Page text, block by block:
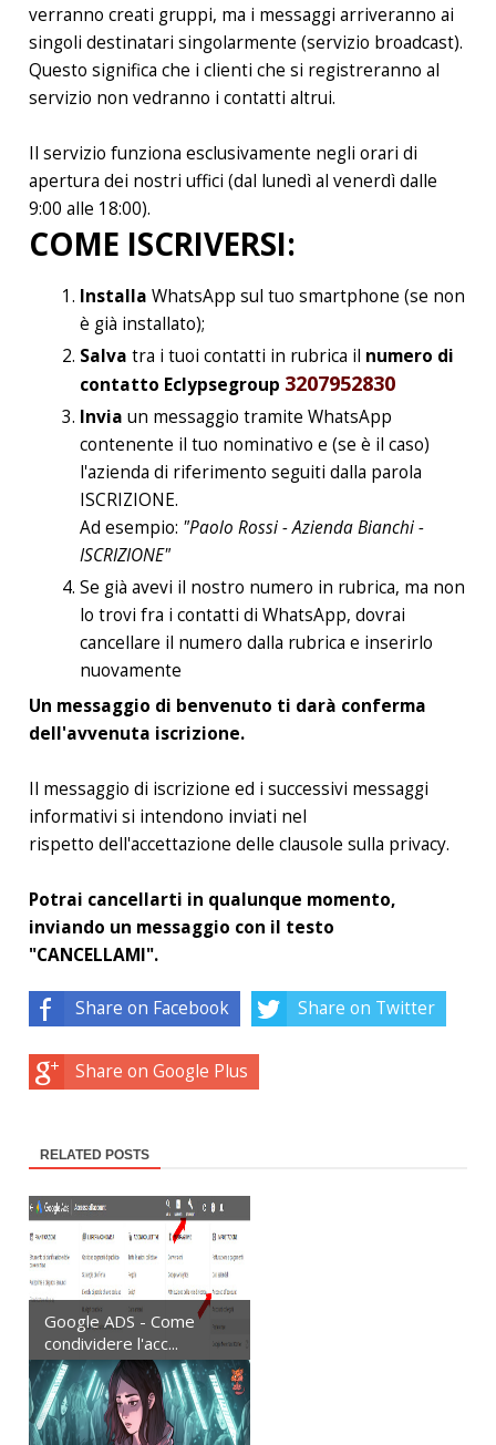
verranno creati gruppi, ma i messaggi arriveranno ai
singoli destinatari singolarmente (servizio broadcast).
Questo significa che i clienti che si registreranno al
servizio non vedranno i contatti altrui.
Il servizio funziona esclusivamente negli orari di
apertura dei nostri uffici (dal lunedì al venerdì dalle
9:00 alle 18:00).
COME ISCRIVERSI:
Installa WhatsApp sul tuo smartphone (se non
è già installato);
Salva tra i tuoi contatti in rubrica il numero di
contatto Eclypsegroup 3207952830
Invia un messaggio tramite WhatsApp
contenente il tuo nominativo e (se è il caso)
l'azienda di riferimento seguiti dalla parola
ISCRIZIONE.
Ad esempio: "Paolo Rossi - Azienda Bianchi -
ISCRIZIONE"
Se già avevi il nostro numero in rubrica, ma non
lo trovi fra i contatti di WhatsApp, dovrai
cancellare il numero dalla rubrica e inserirlo
nuovamente
Un messaggio di benvenuto ti darà conferma
dell'avvenuta iscrizione.
Il messaggio di iscrizione ed i successivi messaggi
informativi si intendono inviati nel
rispetto dell'accettazione delle clausole sulla privacy.
Potrai cancellarti in qualunque momento,
inviando un messaggio con il testo
"CANCELLAMI".
Share on Facebook Share on Twitter
Share on Google Plus
RELATED POSTS
Google ADS - Come
condividere l'acc...